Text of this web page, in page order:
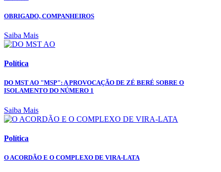
OBRIGADO, COMPANHEIROS
Saiba Mais
Política
DO MST AO "MSP": A PROVOCAÇÃO DE ZÉ BERÉ SOBRE O
ISOLAMENTO DO NÚMERO 1
Saiba Mais
Política
O ACORDÃO E O COMPLEXO DE VIRA-LATA